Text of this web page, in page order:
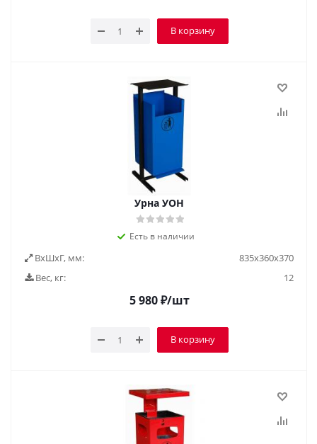
В корзину
Урна УОН
Есть в наличии
ВxШxГ, мм:
835х360х370
Вес, кг:
12
5 980₽/шт
В корзину